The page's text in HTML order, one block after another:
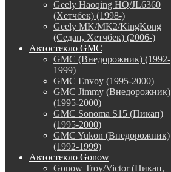
Geely Haoqing HQ/JL6360
(Хетчбек) (1998-)
Geely MK/MK2/KingKong
(Седан, Хетчбек) (2006-)
Автостекло GMC
GMC (Внедорожник) (1992-
1999)
GMC Envoy (1995-2000)
GMC Jimmy (Внедорожник)
(1995-2000)
GMC Sonoma S15 (Пикап)
(1995-2000)
GMC Yukon (Внедорожник)
(1992-1999)
Автостекло Gonow
Gonow Troy/Victor (Пикап,